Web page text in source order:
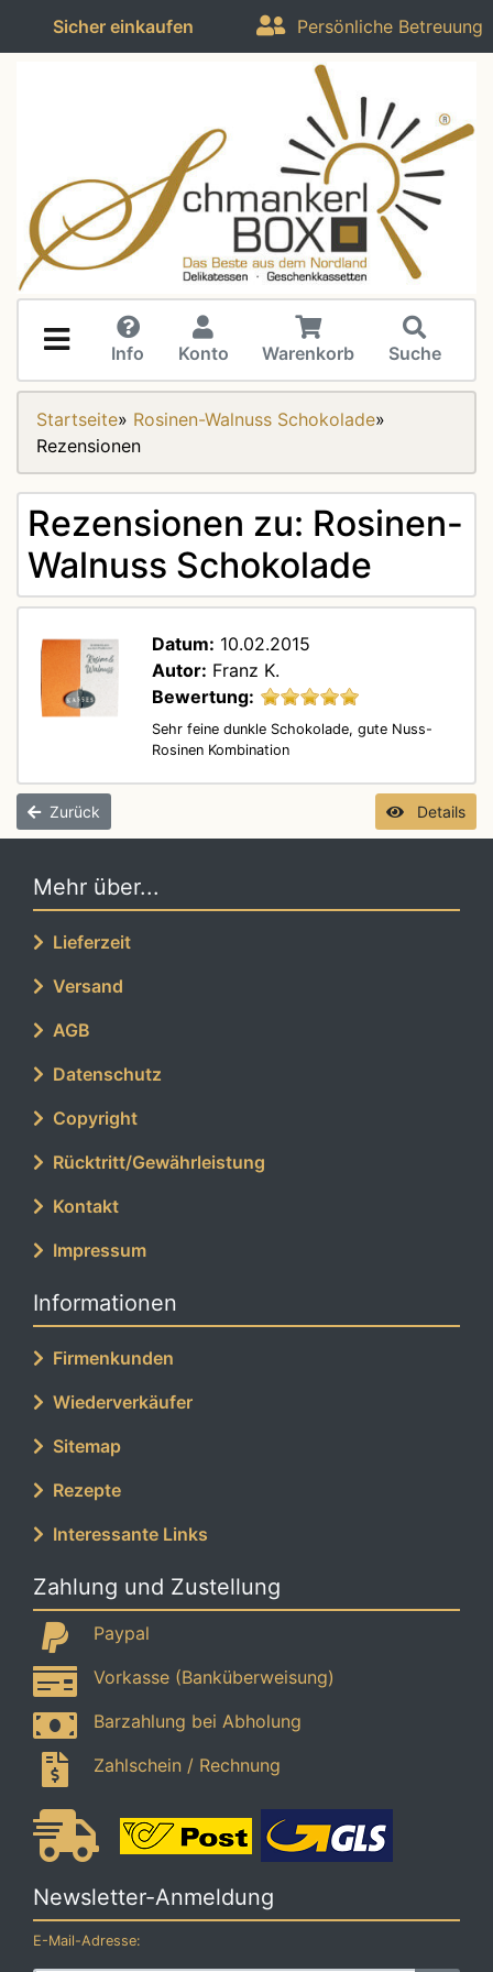
Sicher einkaufen Persönliche Betreuung
Info Konto Warenkorb Suche
Startseite» Rosinen-Walnuss Schokolade»
Rezensionen
Rezensionen zu: Rosinen-
Walnuss Schokolade
Datum: 10.02.2015
Autor: Franz K.
Bewertung:
Sehr feine dunkle Schokolade, gute Nuss-
Rosinen Kombination
Zurück Details
Mehr über...
Lieferzeit
Versand
AGB
Datenschutz
Copyright
Rücktritt/Gewährleistung
Kontakt
Impressum
Informationen
Firmenkunden
Wiederverkäufer
Sitemap
Rezepte
Interessante Links
Zahlung und Zustellung
Paypal
Vorkasse (Banküberweisung)
Barzahlung bei Abholung
Zahlschein / Rechnung
Newsletter-Anmeldung
E-Mail-Adresse: